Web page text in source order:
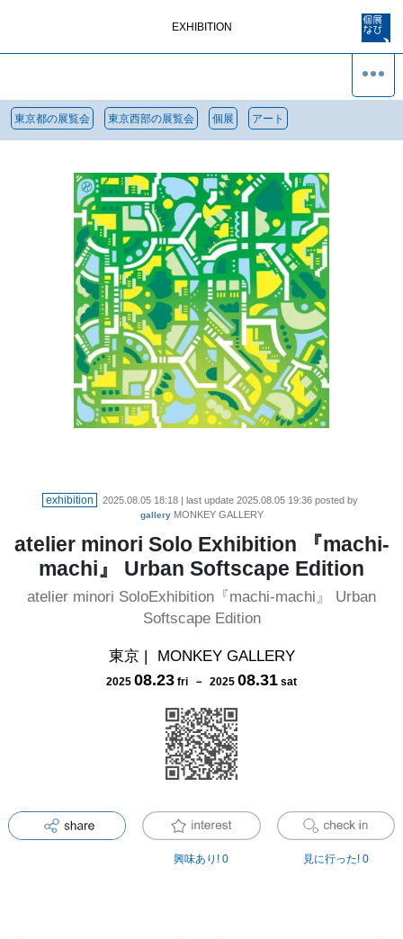
EXHIBITION
東京都の展覧会 東京西部の展覧会 個展 アート
exhibition 2025.08.05 18:18 | last update 2025.08.05 19:36 posted by
gallery MONKEY GALLERY
atelier minori Solo Exhibition 『machi-
machi』 Urban Softscape Edition
atelier minori SoloExhibition『machi-machi』 Urban
Softscape Edition
東京| MONKEY GALLERY
2025 08.23 fri － 2025 08.31 sat
興味あり! 0 見に行った! 0